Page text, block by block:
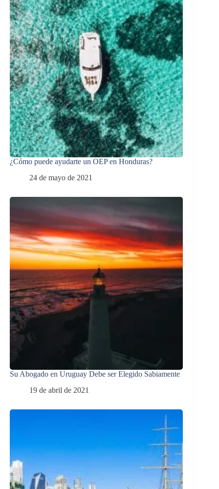
¿Cómo puede ayudarte un OEP en Honduras?
24 de mayo de 2021
Su Abogado en Uruguay Debe ser Elegido Sabiamente
19 de abril de 2021